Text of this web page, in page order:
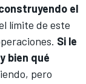
el
límite de este
Si le
bien qué
pero